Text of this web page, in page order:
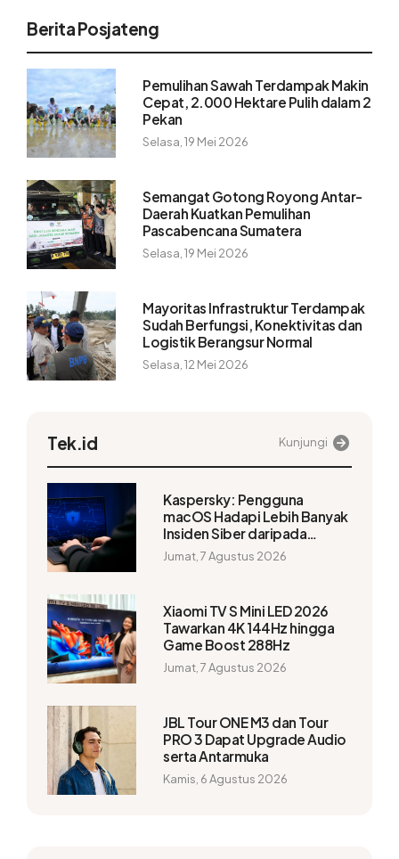
Berita Posjateng
Pemulihan Sawah Terdampak Makin
Cepat, 2.000 Hektare Pulih dalam 2
Pekan
Selasa, 19 Mei 2026
Semangat Gotong Royong Antar-
Daerah Kuatkan Pemulihan
Pascabencana Sumatera
Selasa, 19 Mei 2026
Mayoritas Infrastruktur Terdampak
Sudah Berfungsi, Konektivitas dan
Logistik Berangsur Normal
Selasa, 12 Mei 2026
Tek.id Kunjungi
Kaspersky: Pengguna
macOS Hadapi Lebih Banyak
Insiden Siber daripada
Windows
Jumat, 7 Agustus 2026
Xiaomi TV S Mini LED 2026
Tawarkan 4K 144Hz hingga
Game Boost 288Hz
Jumat, 7 Agustus 2026
JBL Tour ONE M3 dan Tour
PRO 3 Dapat Upgrade Audio
serta Antarmuka
Kamis, 6 Agustus 2026